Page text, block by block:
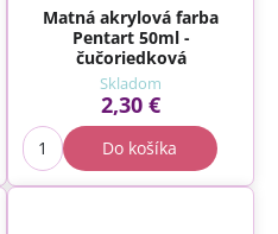
Matná akrylová farba
Pentart 50ml -
čučoriedková
Skladom
2,30 €
Do košíka